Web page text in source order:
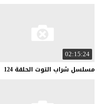
02:15:24
مسلسل شراب التوت الحلقة 124